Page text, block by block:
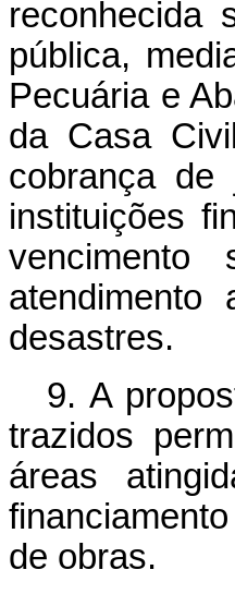
reconhecida
pública,
Pecuária e
da Casa
cobrança de
instituições
desastres.
9. A
trazidos
áreas
de obras.